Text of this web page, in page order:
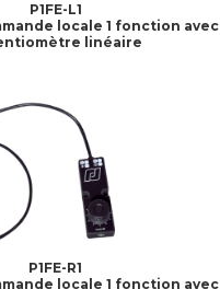
P1FE-L1
locale 1 fonction avec
linéaire
P1FE-R1
locale 1 fonction avec